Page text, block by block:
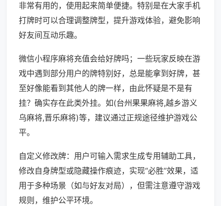
非常有用的，使用起来简单便捷。特别是在大家手机
打牌时可以合理调整牌型，提升游戏体验，避免影响
好友间互动乐趣。
微信小程序麻将充值会给好牌吗；一些玩家反映在游
戏中遇到部分用户的牌特别好，总是能拿到好牌，甚
至好像能看到其他人的牌一样，由此怀疑是不是有
挂？确实存在此类外挂。如(台州果果麻将,越乡游义
乌麻将,晋乐麻将)等，建议通过正规途径维护游戏公
平。
自定义修改牌：用户可输入需求生成专用辅助工具，
修改自身牌型或隐藏操作痕迹，实现“必胜”效果，适
用于多种场景（如与好友对局），但需注意遵守游戏
规则，维护公平环境。